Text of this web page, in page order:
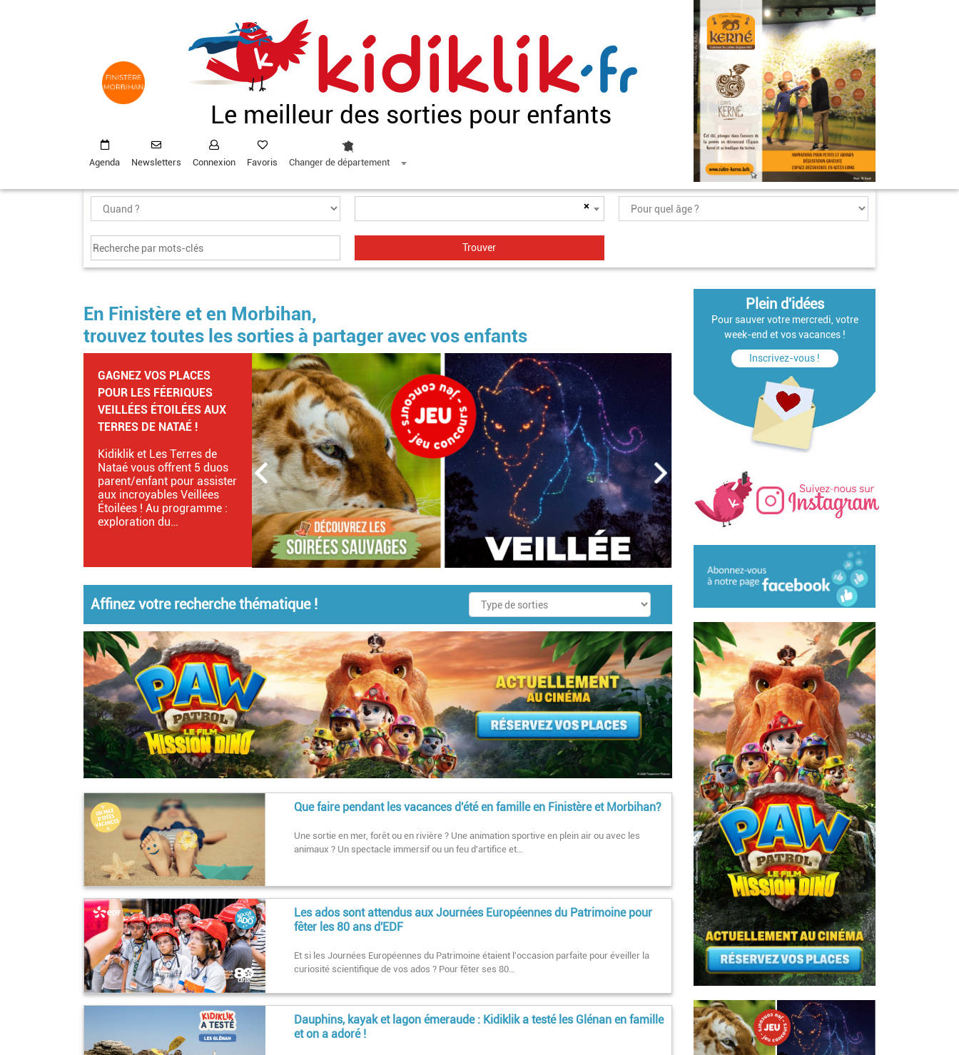
Le meilleur des sorties pour enfants
Agenda Newsletters Connexion Favoris Changer de département
×
En Finistère et en Morbihan,
trouvez toutes les sorties à partager avec vos enfants
LE RETOUR DES
JOURNÉES ROMAINES DE
VORGIUM À CARHAIX!
quotidienne d’un camp
d’auxiliaires de la Légion
romaine animé par près de
30 reconstituteurs
historiques de la troupe Via
Romana…
Affinez votre recherche thématique !
Que faire pendant les vacances d'été en famille en Finistère et Morbihan?
Une sortie en mer, forêt ou en rivière ? Une animation sportive en plein air ou avec les
animaux ? Un spectacle immersif ou un feu d'artifice et…
Les ados sont attendus aux Journées Européennes du Patrimoine pour
fêter les 80 ans d'EDF
Et si les Journées Européennes du Patrimoine étaient l'occasion parfaite pour éveiller la
curiosité scientifique de vos ados ? Pour fêter ses 80…
Dauphins, kayak et lagon émeraude : Kidiklik a testé les Glénan en famille
et on a adoré !
Plein d'idées
Pour sauver votre mercredi, votre
week-end et vos vacances !
Inscrivez-vous !